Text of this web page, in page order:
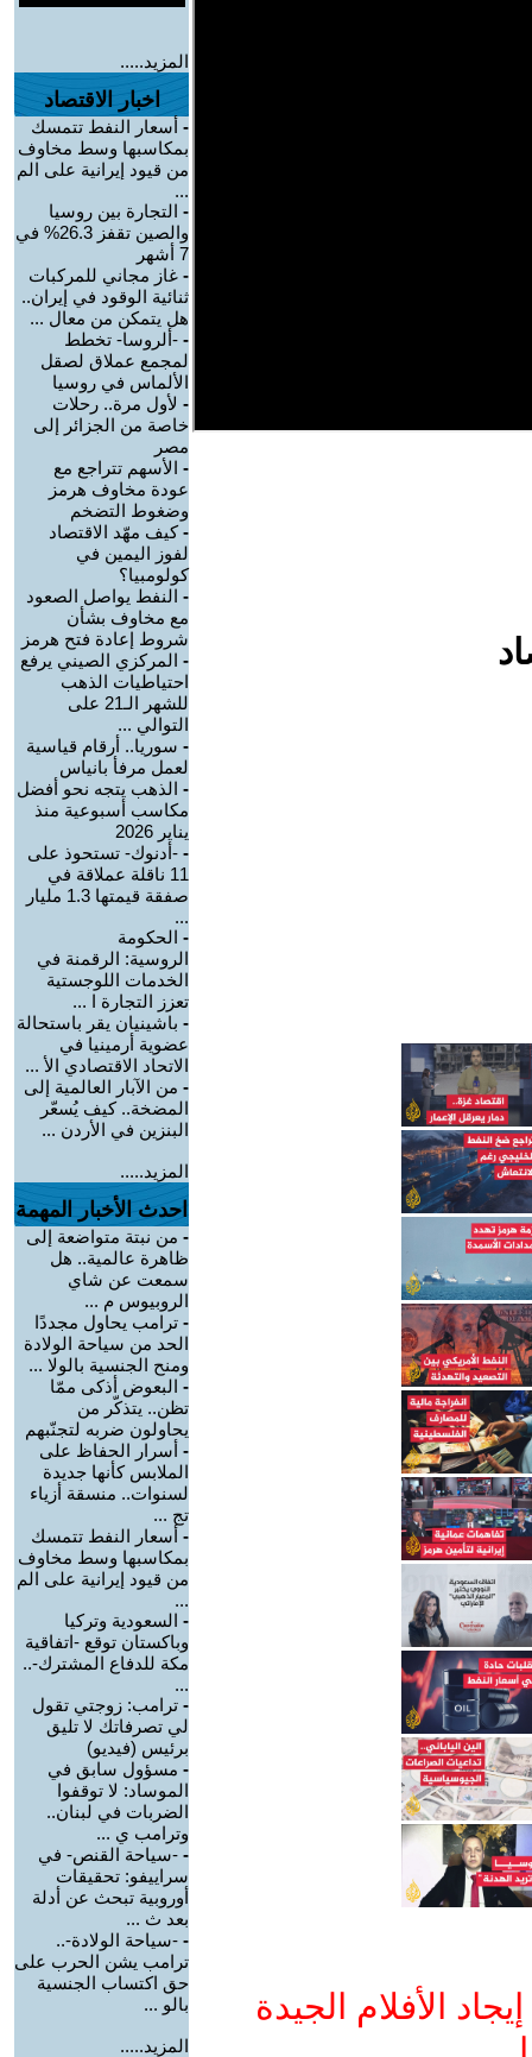
الأفلام الجيدة
المزيد.....
اخبار الاقتصاد
- أسعار النفط تتمسك
بمكاسبها وسط مخاوف
من قيود إيرانية على الم
...
- التجارة بين روسيا
والصين تقفز 26.3% في
7 أشهر
- غاز مجاني للمركبات
ثنائية الوقود في إيران..
هل يتمكن من معال ...
- -ألروسا- تخطط
لمجمع عملاق لصقل
الألماس في روسيا
- لأول مرة.. رحلات
خاصة من الجزائر إلى
مصر
- الأسهم تتراجع مع
عودة مخاوف هرمز
وضغوط التضخم
-كيف مهّد الاقتصاد
لفوز اليمين في
كولومبيا؟
- النفط يواصل الصعود
مع مخاوف بشأن
شروط إعادة فتح هرمز
- المركزي الصيني يرفع
احتياطيات الذهب
للشهر الـ21 على
التوالي ...
- سوريا.. أرقام قياسية
لعمل مرفأ بانياس
- الذهب يتجه نحو أفضل
مكاسب أسبوعية منذ
يناير 2026
- -أدنوك- تستحوذ على
11 ناقلة عملاقة في
صفقة قيمتها 1.3 مليار
...
- الحكومة
الروسية: الرقمنة في
الخدمات اللوجستية
تعزز التجارة ا ...
- باشينيان يقر باستحالة
عضوية أرمينيا في
الاتحاد الاقتصادي الأ ...
- من الآبار العالمية إلى
المضخة.. كيف يُسعّر
البنزين في الأردن ...
المزيد.....
احدث الأخبار المهمة
- من نبتة متواضعة إلى
ظاهرة عالمية.. هل
سمعت عن شاي
الروبيوس م ...
- ترامب يحاول مجددًا
الحد من سياحة الولادة
ومنح الجنسية بالولا ...
- البعوض أذكى ممّا
تظن.. يتذكّر من
يحاولون ضربه لتجنّبهم
- أسرار الحفاظ على
الملابس كأنها جديدة
لسنوات.. منسقة أزياء
تج ...
- أسعار النفط تتمسك
بمكاسبها وسط مخاوف
من قيود إيرانية على الم
...
- السعودية وتركيا
وباكستان توقع -اتفاقية
مكة للدفاع المشترك-..
...
- ترامب: زوجتي تقول
لي تصرفاتك لا تليق
برئيس (فيديو)
- مسؤول سابق في
الموساد: لا توقفوا
الضربات في لبنان..
وترامب ي ...
- -سياحة القنص- في
سراييفو: تحقيقات
أوروبية تبحث عن أدلة
بعد ث ...
- -سياحة الولادة-..
ترامب يشن الحرب على
حق اكتساب الجنسية
بالو ...
المزيد.....